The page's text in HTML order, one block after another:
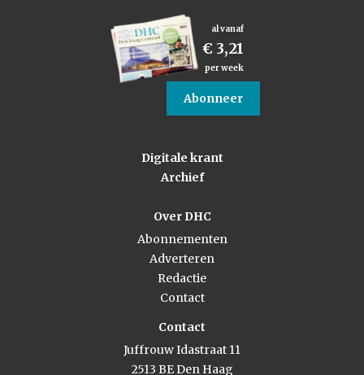
al vanaf
€ 3,21
per week
Abonneer
Digitale krant
Archief
Over DHC
Abonnementen
Adverteren
Redactie
Contact
Contact
Juffrouw Idastraat 11
2513 BE Den Haag